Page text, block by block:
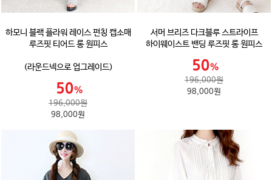
하모니 블랙 플라워 레이스 펀칭 캡소매
루즈핏 티어드 롱 원피스
(라운드넥으로 업그레이드)
196,000원
98,000원
서머 브리즈 다크블루 스트라이프
하이웨이스트 밴딩 루즈핏 롱 원피스
196,000원
98,000원